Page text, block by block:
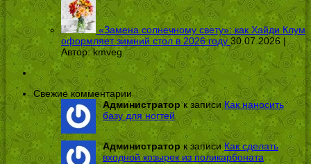
«Замена солнечному свету»: как Хайди Клум
оформляет зимний стол в 2026 году 30.07.2026 |
Автор:kmveg
Свежие комментарии
Администраторк записиКак наносить
базу для ногтей
Администраторк записи Как сделать
входной козырек из поликарбоната